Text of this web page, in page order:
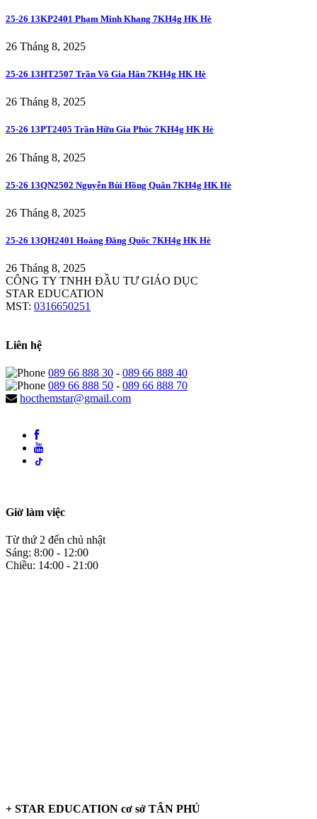
25-26 13KP2401 Phạm Minh Khang 7KH4g HK Hè
26 Tháng 8, 2025
25-26 13HT2507 Trần Võ Gia Hân 7KH4g HK Hè
26 Tháng 8, 2025
25-26 13PT2405 Trần Hữu Gia Phúc 7KH4g HK Hè
26 Tháng 8, 2025
25-26 13QN2502 Nguyễn Bùi Hồng Quân 7KH4g HK Hè
26 Tháng 8, 2025
25-26 13QH2401 Hoàng Đăng Quốc 7KH4g HK Hè
26 Tháng 8, 2025
CÔNG TY TNHH ĐẦU TƯ GIÁO DỤC
STAR EDUCATION
MST: 0316650251
Liên hệ
089 66 888 30 - 089 66 888 40
089 66 888 50 - 089 66 888 70
hocthemstar@gmail.com
Giờ làm việc
Từ thứ 2 đến chủ nhật
Sáng: 8:00 - 12:00
Chiều: 14:00 - 21:00
+ STAR EDUCATION cơ sở TÂN PHÚ